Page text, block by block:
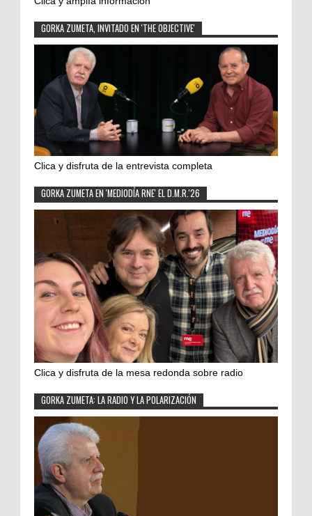
GORKA ZUMETA, INVITADO EN 'THE OBJECTIVE'
Clica y disfruta de la entrevista completa
GORKA ZUMETA EN 'MEDIODÍA RNE' EL D.M.R.'26
Clica y disfruta de la mesa redonda sobre radio
GORKA ZUMETA: LA RADIO Y LA POLARIZACIÓN